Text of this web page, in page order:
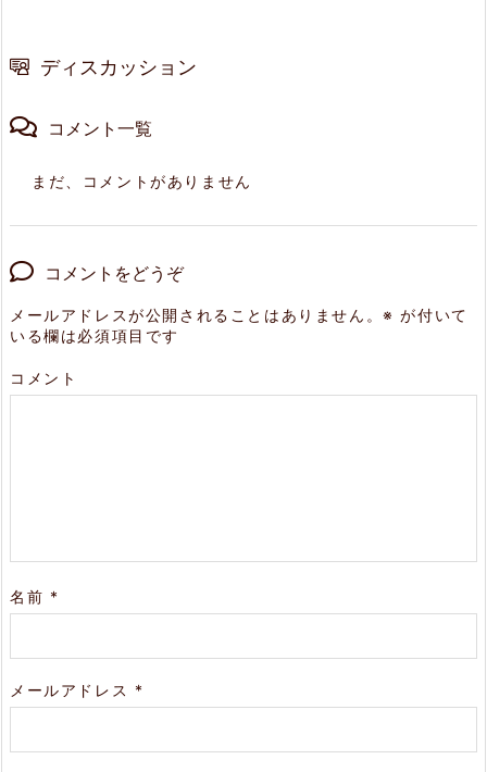
ディスカッション
コメント一覧
まだ、コメントがありません
コメントをどうぞ
メールアドレスが公開されることはありません。※ が付いて
いる欄は必須項目です
コメント
名前 *
メールアドレス *